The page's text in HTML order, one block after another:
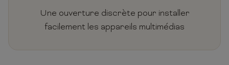
Une ouverture discrète pour installer
facilement les appareils multimédias